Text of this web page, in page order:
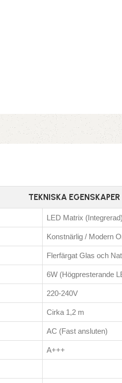
TEKNISKA EGENSKAPER
LED Matrix (Integrerad)
Konstnärlig / Modern
Flerfärgat Glas och
6W (Högpresterande
220-240V
Cirka 1,2 m
AC (Fast ansluten)
A+++